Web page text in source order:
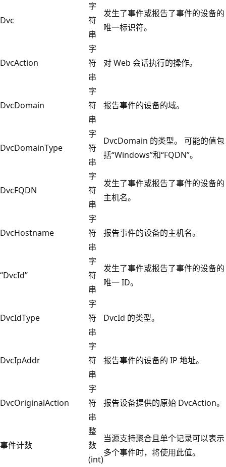
Dvc
字
符
串
发生了事件或报告了事件的设备的
唯一标识符。
DvcAction
字
符
串
对 Web 会话执行的操作。
DvcDomain
字
符
串
报告事件的设备的域。
DvcDomainType
字
符
串
DvcDomain 的类型。 可能的值包
括“Windows”和“FQDN”。
DvcFQDN
字
符
串
发生了事件或报告了事件的设备的
主机名。
DvcHostname
字
符
串
报告事件的设备的主机名。
“DvcId”
字
符
串
发生了事件或报告了事件的设备的
唯一 ID。
DvcIdType
字
符
串
DvcId 的类型。
DvcIpAddr
字
符
串
报告事件的设备的 IP 地址。
DvcOriginalAction
字
符
串
报告设备提供的原始 DvcAction。
事件计数
整
数
(int)
当源支持聚合且单个记录可以表示
多个事件时，将使用此值。